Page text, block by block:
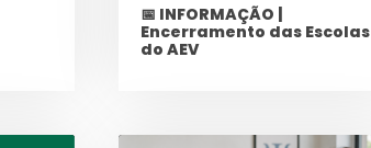
📅 INFORMAÇÃO |
Encerramento das Escolas
do AEV